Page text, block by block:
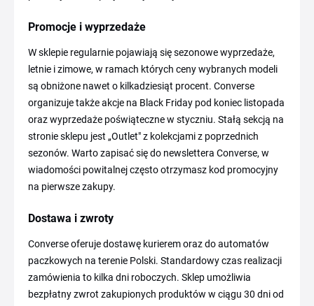
Promocje i wyprzedaże
W sklepie regularnie pojawiają się sezonowe wyprzedaże,
letnie i zimowe, w ramach których ceny wybranych modeli
są obniżone nawet o kilkadziesiąt procent. Converse
organizuje także akcje na Black Friday pod koniec listopada
oraz wyprzedaże poświąteczne w styczniu. Stałą sekcją na
stronie sklepu jest „Outlet" z kolekcjami z poprzednich
sezonów. Warto zapisać się do newslettera Converse, w
wiadomości powitalnej często otrzymasz kod promocyjny
na pierwsze zakupy.
Dostawa i zwroty
Converse oferuje dostawę kurierem oraz do automatów
paczkowych na terenie Polski. Standardowy czas realizacji
zamówienia to kilka dni roboczych. Sklep umożliwia
bezpłatny zwrot zakupionych produktów w ciągu 30 dni od